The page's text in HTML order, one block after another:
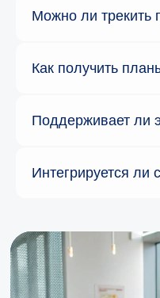
Можно ли трекить
Как получить
Поддерживает ли
Интегрируется ли
Готовы
к